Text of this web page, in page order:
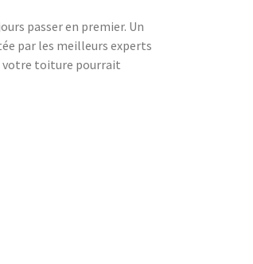
passer en premier. Un
par les meilleurs experts
votre toiture pourrait